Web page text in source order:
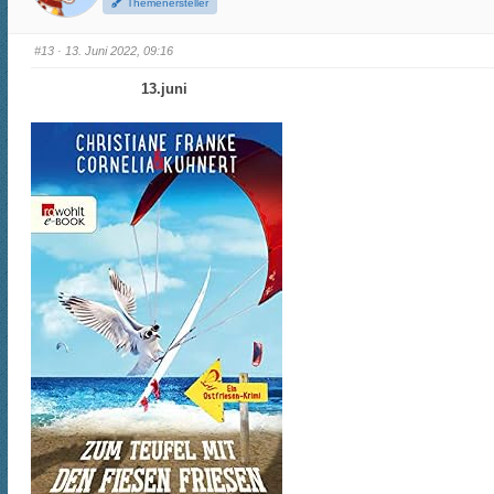
#13 · 13. Juni 2022, 09:16
13.juni